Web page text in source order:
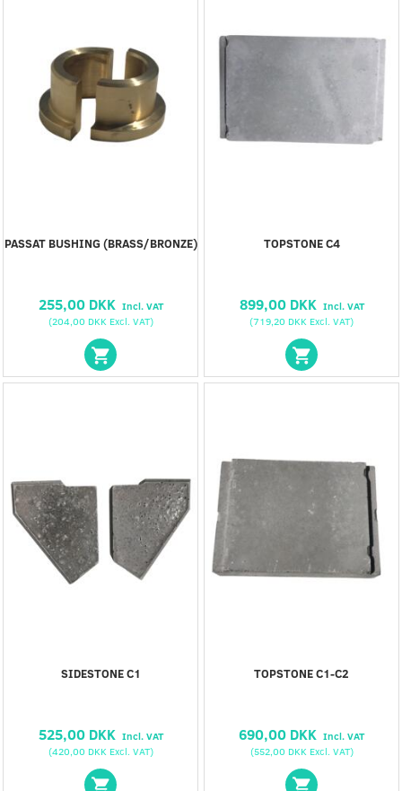
PASSAT BUSHING (BRASS/BRONZE)
255,00 DKK Incl. VAT
(204,00 DKKExcl. VAT)
TOPSTONE C4
899,00 DKK Incl. VAT
(719,20 DKK Excl. VAT)
SIDESTONE C1
525,00 DKK Incl. VAT
(420,00 DKKExcl. VAT)
TOPSTONE C1-C2
690,00 DKK Incl. VAT
(552,00 DKKExcl. VAT)